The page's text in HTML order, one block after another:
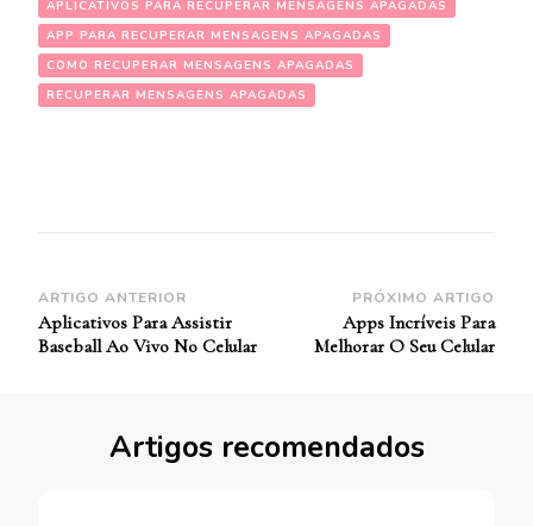
APLICATIVOS PARA RECUPERAR MENSAGENS APAGADAS
APP PARA RECUPERAR MENSAGENS APAGADAS
COMO RECUPERAR MENSAGENS APAGADAS
RECUPERAR MENSAGENS APAGADAS
Navegação
de
ARTIGO ANTERIOR
Aplicativos Para Assistir
Baseball Ao Vivo No Celular
PRÓXIMO ARTIGO
Apps Incríveis Para
Melhorar O Seu Celular
Artigos recomendados